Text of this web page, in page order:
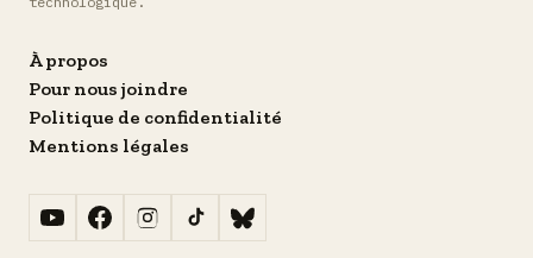
À propos
Pour nous joindre
Politique de confidentialité
Mentions légales